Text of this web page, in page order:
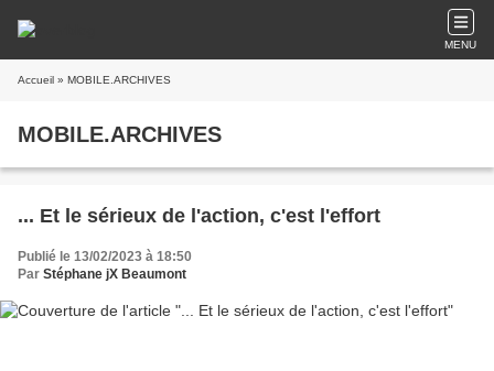
MENU
Accueil » MOBILE.ARCHIVES
MOBILE.ARCHIVES
... Et le sérieux de l'action, c'est l'effort
Publié le 13/02/2023 à 18:50
Par Stéphane jX Beaumont